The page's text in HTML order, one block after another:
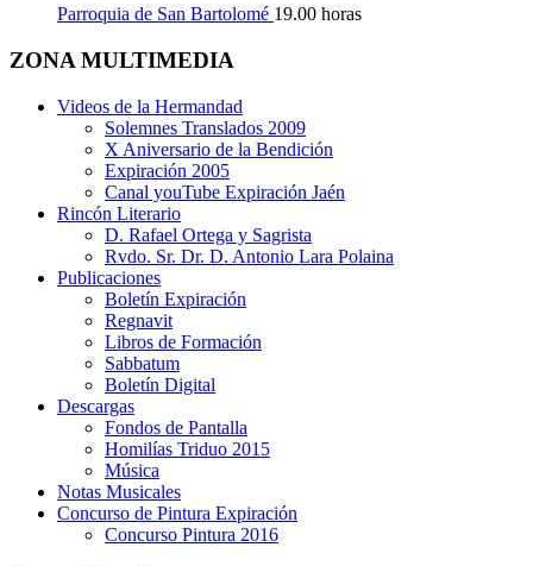
Parroquia de San Bartolomé 19.00 horas
ZONA MULTIMEDIA
Videos de la Hermandad
Solemnes Translados 2009
X Aniversario de la Bendición
Expiración 2005
Canal youTube Expiración Jaén
Rincón Literario
D. Rafael Ortega y Sagrista
Rvdo. Sr. Dr. D. Antonio Lara Polaina
Publicaciones
Boletín Expiración
Regnavit
Libros de Formación
Sabbatum
Boletín Digital
Descargas
Fondos de Pantalla
Homilías Triduo 2015
Música
Notas Musicales
Concurso de Pintura Expiración
Concurso Pintura 2016